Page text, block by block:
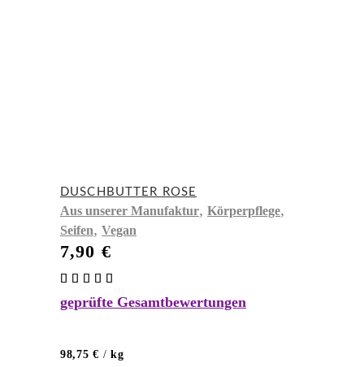
DUSCHBUTTER ROSE
Aus unserer Manufaktur, Körperpflege,
Seifen, Vegan
7,90 €
5.00
geprüfte Gesamtbewertungen
98,75€ /kg